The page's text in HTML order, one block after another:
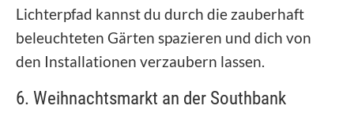
Lichterpfad kannst du durch die zauberhaft
beleuchteten Gärten spazieren und dich von
den Installationen verzaubern lassen.
6. Weihnachtsmarkt an der Southbank